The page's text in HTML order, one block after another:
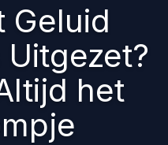
Geluid
het